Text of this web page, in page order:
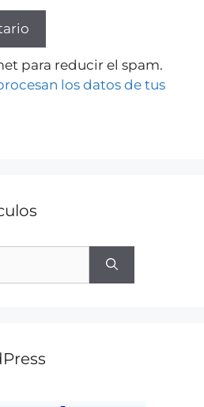
para reducir el spam.
los datos de tus